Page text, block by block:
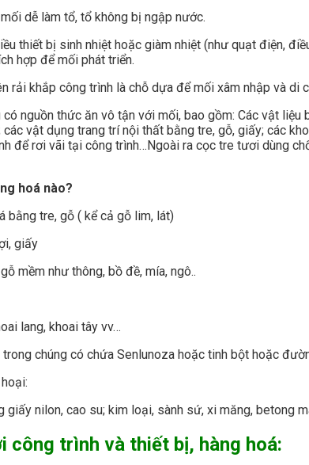
dễ làm tổ, tổ không bị ngập nước.
thiết bị sinh nhiệt hoặc giàm nhiệt (như quạt điện,
hợp để mối phát triển.
rải khắp công trình là chỗ dựa để mối xâm nhập và di
nguồn thức ăn vô tận với mối, bao gồm: Các vật
vật dụng trang trí nội thất bằng tre, gỗ, giấy; các
để rơi vãi tại công trình…Ngoài ra cọc tre tươi dùng
hoá nào?
bằng tre, gỗ ( kể cả gỗ lim, lát)
giấy
mềm như thông, bồ đề, mía, ngô..
lang, khoai tây vv…
chúng có chứa Senlunoza hoặc tinh bột hoặc
giấy nilon, cao su; kim loại, sành sứ, xi măng, betong
công trình và thiết bị, hàng hoá: